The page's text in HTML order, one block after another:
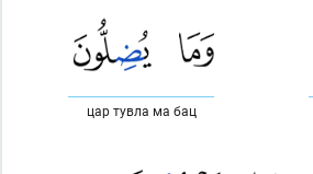
цар тувла ма бац